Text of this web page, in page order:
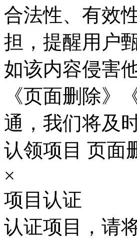
合法性、有效
担，提醒用户甄
如该内容侵害
《页面删除》
通，我们将及
认领项目 页面
×
项目认证
认证项目，请